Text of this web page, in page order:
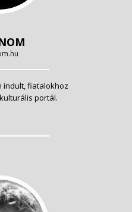
indult, fiatalokhoz
portál.